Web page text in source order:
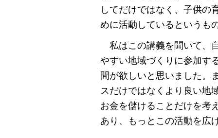
してだけではなく、子供の
めに活動しているというも
私はこの講義を聞いて、
やすい地域づくりに参加す
間が欲しいと思いました。
スだけではなくより良い地
お金を儲けることだけを考
あり、もっとこの活動を広